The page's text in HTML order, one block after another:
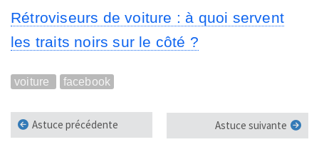
Rétroviseurs de voiture : à quoi servent
les traits noirs sur le côté ?
voiture facebook
Astuce précédente Astuce suivante